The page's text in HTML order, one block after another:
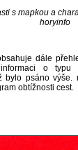
s mapkou a
horyinfo
dále
o typu
bylo psáno
obtížnosti cest.